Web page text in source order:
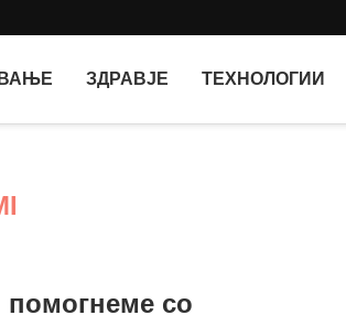
ЗДРАВЈЕ ТЕХНОЛОГИИ
помогнеме со